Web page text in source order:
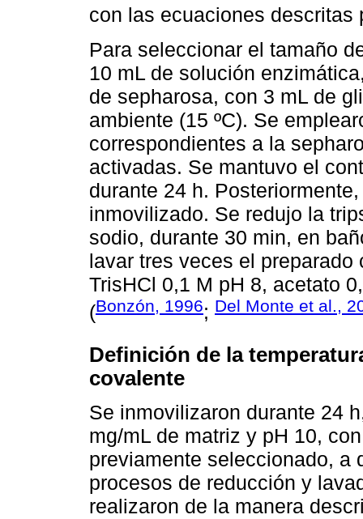
con las ecuaciones descritas
Para seleccionar el tamaño
10 mL de solución
de sepharosa, con 3 mL de
ambiente (15 ºC). Se
correspondientes a la
activadas. Se mantuvo el
durante 24 h.
inmovilizado. Se redujo la
sodio, durante 30 min, en
lavar tres veces el
TrisHCl 0,1 M pH 8, acetato
(Bonzón, 1996; Del Monte et al.,
Definición de la
covalente
Se inmovilizaron durante 24
mg/mL de matriz y pH 10,
previamente seleccionado, a
procesos de reducción y
realizaron de la manera